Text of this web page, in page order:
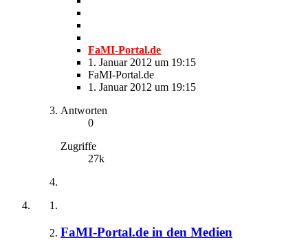
FaMI-Portal.de
1. Januar 2012 um 19:15
FaMI-Portal.de
1. Januar 2012 um 19:15
Antworten
0
Zugriffe
27k
FaMI-Portal.de in den Medien